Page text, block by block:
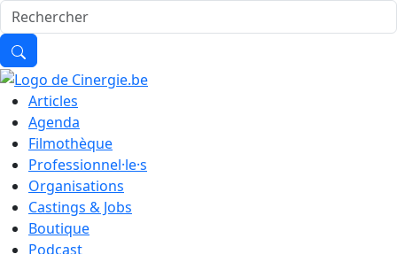
Articles
Agenda
Filmothèque
Professionnel·le·s
Organisations
Castings & Jobs
Boutique
Podcast